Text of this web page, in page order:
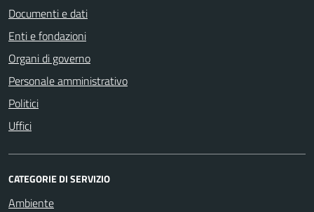
Documenti e dati
Enti e fondazioni
Organi di governo
Personale amministrativo
Politici
Uffici
CATEGORIE DI SERVIZIO
Ambiente